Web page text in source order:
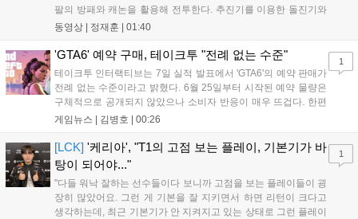
팔의 방패와 캐논을 활용해 전투한다. 추진기를 이용한 돌진기와
참격 형태의 궁극기를 보유했고, 메카 파괴 시 맨몸으로 기관총을
산의 영웅들 업데이트를 통해 정식 출시될 예정이다....
동영상 | 정재훈 01:40
'GTA6' 예약 구매, 테이크투 "전례 없는 수준"
테이크투 인터랙티브는 7일 실적 발표에서 'GTA6'의 예약 판매가
전례 없는 수준이라고 밝혔다. 6월 25일부터 시작된 예약 물량은
구체적으로 공개되지 않았으나 소비자 반응이 매우 뜨겁다. 한편
11월 19일 PS5와 Xbox 시리즈 X|S로 정식 출시될 예정이며, 록
상 'Grand Theft Auto VI: An Extended Look'을 최초 공개할 계획
이다....
게임뉴스 | 김병호 00:26
1
[LCK] '케리아', "T1의 고점 보는 플레이, 기본기가 바
탕이 되어야..."
"다들 워낙 잘하는 선수들이다 보니까 고점을 보는 플레이들이 굉
장히 많았어요. 그런 게 기본을 잘 지키면서 하면 리턴이 크다고
생각하는데, 최근 기본기가 안 지켜지고 있는 상태로 그런 플레이
1